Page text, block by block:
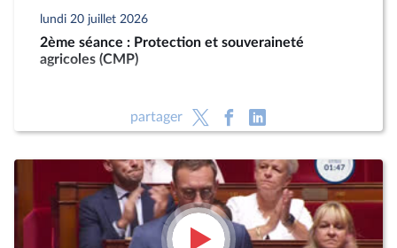
lundi 20 juillet 2026
2ème séance : Protection et souveraineté
agricoles (CMP)
partager